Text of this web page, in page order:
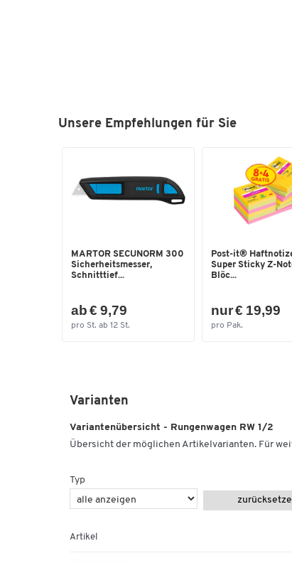
Unsere Empfehlungen für Sie
MARTOR SECUNORM 300
Sicherheitsmesser,
Schnitttief...
ab € 9,79
pro St. ab 12 St.
Post-it®
Super Sticky Z-
Blöc...
nur € 19,99
pro Pak.
Varianten
Variantenübersicht - Rungenwagen RW 1/2
Übersicht der möglichen Artikelvarianten. Für
Typ
Artikel